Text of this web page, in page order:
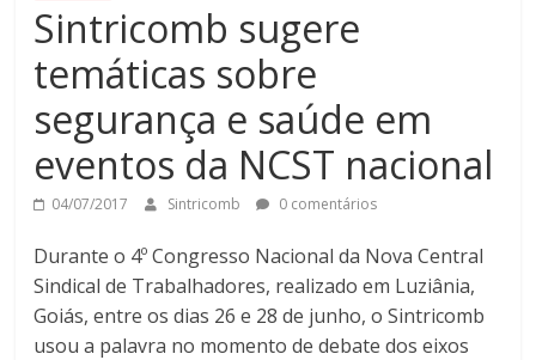
Sintricomb sugere
temáticas sobre
segurança e saúde em
eventos da NCST nacional
04/07/2017 Sintricomb 0 comentários
Durante o 4º Congresso Nacional da Nova Central
Sindical de Trabalhadores, realizado em Luziânia,
Goiás, entre os dias 26 e 28 de junho, o Sintricomb
usou a palavra no momento de debate dos eixos